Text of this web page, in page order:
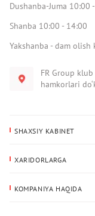
Dushanba-Juma 10:00
Shanba 10:00 - 14:00
Yakshanba - dam olish
FR Group
hamkorlari
SHAXSIY KABINET
Yetkazib berish manzili
XARIDORLARGA
KOMPANIYA HAQIDA